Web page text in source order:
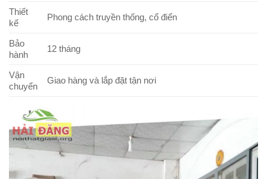
Thiết
kế
Phong cách truyền thống, cổ điển
Bảo
hành
12 tháng
Vận
chuyển
Giao hàng và lắp đặt tận nơi